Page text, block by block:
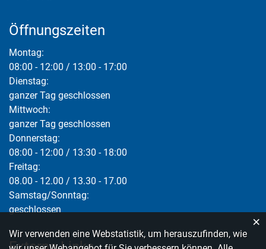
Öffnungszeiten
Montag:
08:00 - 12:00 / 13:00 - 17:00
Dienstag:
ganzer Tag geschlossen
Mittwoch:
ganzer Tag geschlossen
Donnerstag:
08:00 - 12:00 / 13:30 - 18:00
Freitag:
08.00 - 12.00 / 13.30 - 17.00
Samstag/Sonntag:
geschlossen
Webstatistik
Wir verwenden eine Webstatistik, um herauszufinden, wie
×